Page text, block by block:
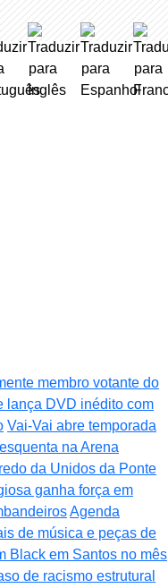
membro votante do
lança DVD inédito com
Vai-Vai abre temporada
na Arena
da Unidos da Ponte
ganha força em
Agenda
de música e peças de
Black em Santos no mês
de racismo estrutural